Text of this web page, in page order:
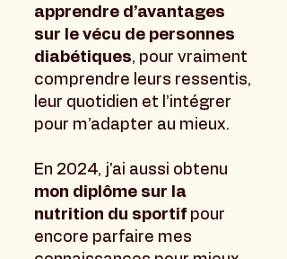
apprendre d’avantages
sur le vécu de personnes
diabétiques, pour vraiment
comprendre leurs ressentis,
leur quotidien et l’intégrer
pour m’adapter au mieux.
En 2024, j'ai aussi obtenu
mon diplôme sur la
nutrition du sportif pour
encore parfaire mes